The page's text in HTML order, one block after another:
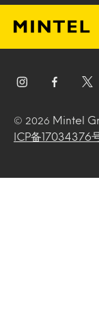
© 2026 Mintel
ICP备17034376